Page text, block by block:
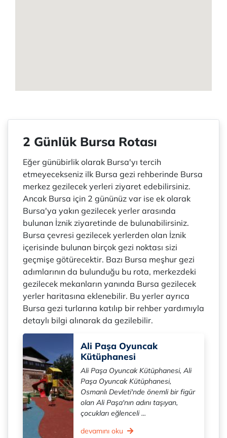
2 Günlük Bursa Rotası
Eğer günübirlik olarak Bursa'yı tercih
etmeyecekseniz ilk Bursa gezi rehberinde Bursa
merkez gezilecek yerleri ziyaret edebilirsiniz.
Ancak Bursa için 2 gününüz var ise ek olarak
Bursa'ya yakın gezilecek yerler arasında
bulunan İznik ziyaretinde de bulunabilirsiniz.
Bursa çevresi gezilecek yerlerden olan İznik
içerisinde bulunan birçok gezi noktası sizi
geçmişe götürecektir. Bazı Bursa meşhur gezi
adımlarının da bulunduğu bu rota, merkezdeki
gezilecek mekanların yanında Bursa gezilecek
yerler haritasına eklenebilir. Bu yerler ayrıca
Bursa gezi turlarına katılıp bir rehber yardımıyla
detaylı bilgi alınarak da gezilebilir.
Ali Paşa Oyuncak
Kütüphanesi
Ali Paşa Oyuncak Kütüphanesi, Ali
Paşa Oyuncak Kütüphanesi,
Osmanlı Devleti'nde önemli bir figür
olan Ali Paşa'nın adını taşıyan,
çocukları eğlenceli ...
devamını oku